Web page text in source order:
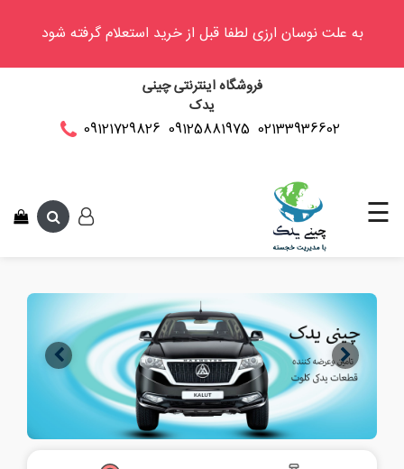
به علت نوسان ارزی لطفا قبل از خرید استعلام گرفته شود
فروشگاه اینترنتی چینی
یدک
02133936602
09125881975
09121729826
وینگل
سی
کاپرا
☰